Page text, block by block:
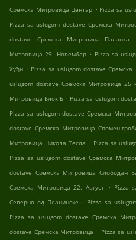
Сремска Митровица Центар . Pizza sa
Pizza sa uslugom dostave Сремска
dostave Сремска Митровица Паланка
Митровица 29. Новембар . Pizza sa
Хуђи . Pizza sa uslugom dostave
uslugom dostave Сремска Митровица 25
Митровица Блок Б . Pizza sa uslugom
Pizza sa uslugom dostave Сремска
dostave Сремска Митровица Спомен-
Митровица Никола Тесла . Pizza sa
Pizza sa uslugom dostave Сремска
dostave Сремска Митровица Слободан
Сремска Митровица 22. Август . Pizza
Северно од Планинске . Pizza sa
Pizza sa uslugom dostave Сремска
dostave Сремска Митровица . Pizza sa